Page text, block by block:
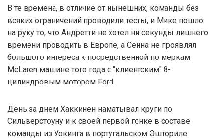
В те времена, в отличие от нынешних, команды без
всяких ограничений проводили тесты, и Мике пошло
на руку то, что Андретти не хотел ни секунды лишнего
времени проводить в Европе, а Сенна не проявлял
большого интереса к посредственной по меркам
McLaren машине того года с "клиентским" 8-
цилиндровым мотором Ford.
День за днем Хаккинен наматывал круги по
Сильверстоуну и к своей первой гонке в составе
команды из Уокинга в португальском Эшториле